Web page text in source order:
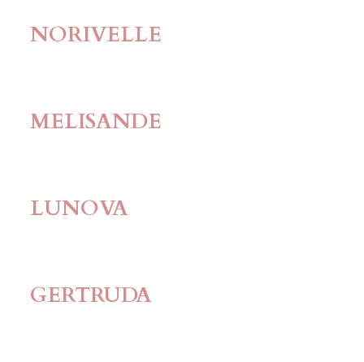
NORIVELLE
MELISANDE
LUNOVA
GERTRUDA